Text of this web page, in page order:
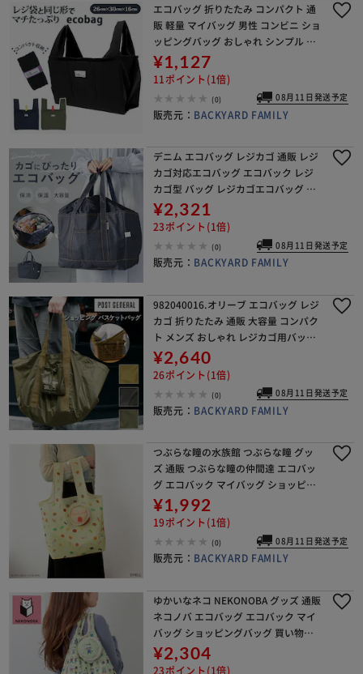
エコバッグ 折りたたみ コンパクト 通
販 軽量 マイバッグ 男性 コンビニ ショ
ッピングバッグ おしゃれ シンプル 無
地 携帯 バック ブランド ムウマージュ
レジ袋 コンビニ袋 コンビニエコバッ
¥1,127
11ポイント(1倍)
(0) 08月11日発送予定
販売元： BACKYARD FAMILY
デニム エコバッグ レジカゴ 通販 レジ
カゴ対応エコバッグ エコバック レジ
カゴ型 バッグ レジカゴエコバッグ レ
ジかご バック 買い物バッグ ショッピ
ングバッグ 保冷 保温 折りたたみ マチ
¥2,321
23ポイント(1倍)
(0) 08月11日発送予定
販売元： BACKYARD FAMILY
982040016.オリーブ エコバッグ レジ
カゴ 折りたたみ 通販 大容量 コンパク
ト メンズ おしゃれ レジカゴ用バッグ
レジかご用バッグ レジかご ショッピ
ング バスケットバッグ シンプル トー
¥2,640
26ポイント(1倍)
(0) 08月11日発送予定
販売元： BACKYARD FAMILY
つぶらな瞳の水族館 つぶらな瞳 グッ
ズ 通販 つぶらな瞳の仲間達 エコバッ
グ エコバック マイバッグ ショッピン
グバッグ 買い物バッグ 折りたたみバ
ッグ お買い物袋 サブバッグ 折りたた
み コンパクト
¥1,992
19ポイント(1倍)
(0) 08月11日発送予定
販売元： BACKYARD FAMILY
ゆかいなネコ NEKONOBA グッズ 通販
ネコノバ エコバッグ エコバック マイ
バッグ ショッピングバッグ 買い物バ
ッグ 折りたたみバッグ お買い物袋 サ
ブバッグ 折りたたみ コンパクト 軽量
¥2,304
23ポイント(1倍)